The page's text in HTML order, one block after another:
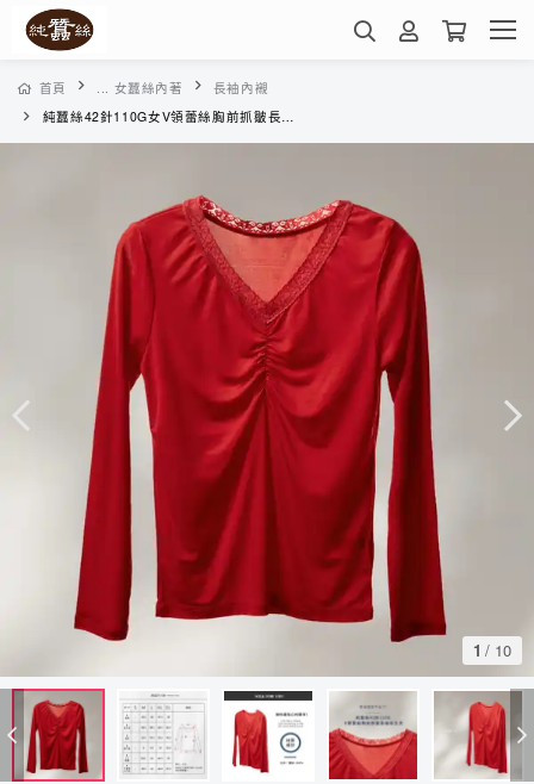
首頁 ... 女蠶絲內著
長袖內襯
純蠶絲42針110G女V領蕾絲胸前抓皺長袖衛生衣-MWC6A3022A(紅)
1 / 10